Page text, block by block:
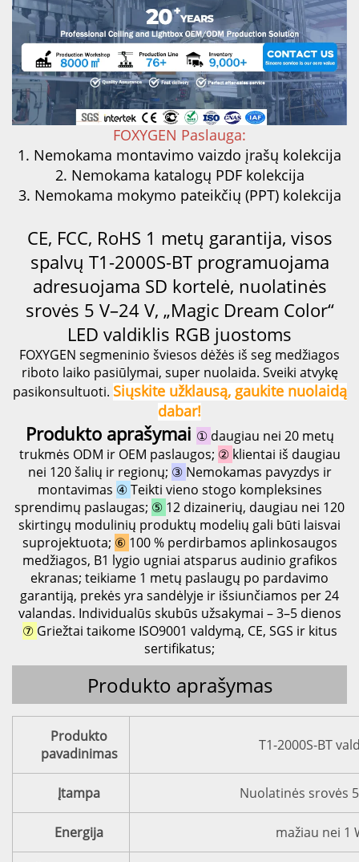
FOXYGEN Paslauga:
1. Nemokama montavimo vaizdo įrašų kolekcija
2. Nemokama katalogų PDF kolekcija
3. Nemokama mokymo pateikčių (PPT) kolekcija
CE, FCC, RoHS 1 metų garantija, visos
spalvų T1-2000S-BT programuojama
adresuojama SD kortelė, nuolatinės
srovės 5 V–24 V, „Magic Dream Color“
LED valdiklis RGB juostoms
FOXYGEN segmeninio šviesos dėžės iš seg medžiagos
riboto laiko pasiūlymai, super nuolaida. Sveiki atvykę
pasikonsultuoti. Siųskite užklausą, gaukite nuolaidą
dabar!
Produkto aprašymai ① daugiau nei 20 metų
trukmės ODM ir OEM paslaugos; ② klientai iš daugiau
nei 120 šalių ir regionų; ③ Nemokamas pavyzdys ir
montavimas ④Teikti vieno stogo kompleksines
sprendimų paslaugas; ⑤ 12 dizainerių, daugiau nei 120
skirtingų modulinių produktų modelių gali būti laisvai
suprojektuota; ⑥ 100 % perdirbamos aplinkosaugos
medžiagos, B1 lygio ugniai atsparus audinio grafikos
ekranas; teikiame 1 metų paslaugų po pardavimo
garantiją, prekės yra sandėlyje ir išsiunčiamos per 24
valandas. Individualūs skubūs užsakymai – 3–5 dienos
⑦ Griežtai taikome ISO9001 valdymą, CE, SGS ir kitus
sertifikatus;
Produkto aprašymas
Produkto
pavadinimas
T1-2000S-BT
Įtampa Nuolatinės srovės
Energija mažiau nei 1